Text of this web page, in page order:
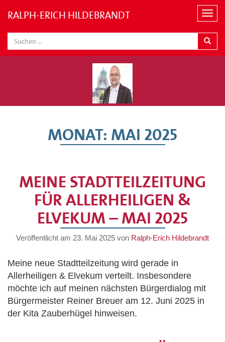
N
v
i
o
RALPH-ERICH HILDEBRANDT
MONAT: MAI 2025
MEINE STADTTEILZEITUNG
FÜR ALLERHEILIGEN &
ELVEKUM – MAI 2025
Veröffentlicht am 23. Mai 2025 von Ralph-Erich Hildebrandt
Meine neue Stadtteilzeitung wird gerade in
Allerheiligen & Elvekum verteilt. Insbesondere
möchte ich auf meinen nächsten Bürgerdialog mit
Bürgermeister Reiner Breuer am 12. Juni 2025 in
der Kita Zauberhügel hinweisen.